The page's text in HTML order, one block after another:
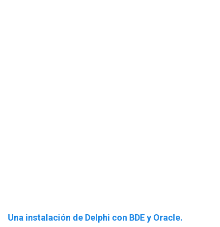
Una instalación de Delphi con BDE y Oracle.